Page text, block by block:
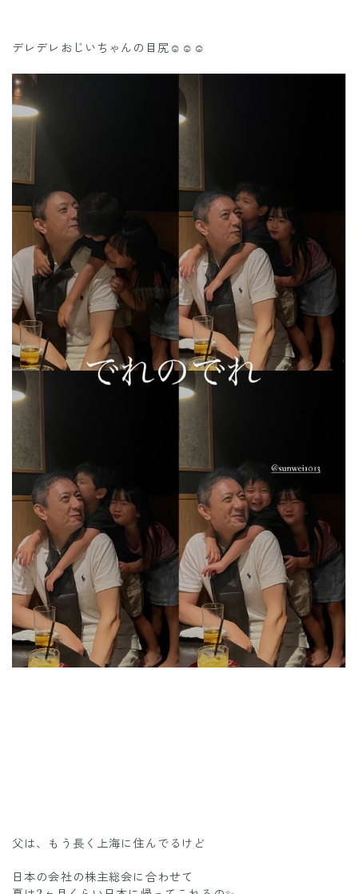
デレデレおじいちゃんの目尻☺️☺️☺️
父は、もう長く上海に住んでるけど
日本の会社の株主総会に合わせて